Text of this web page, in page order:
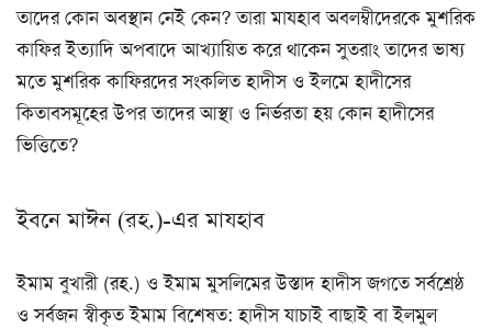
তাদের কোন অবস্থান নেই কেন? তারা মাযহাব অবলম্বীদেরকে মুশরিক
কাফির ইত্যাদি অপবাদে আখ্যায়িত করে থাকেন সুতরাং তাদের ভাষ্য
মতে মুশরিক কাফিরদের সংকলিত হাদীস ও ইলমে হাদীসের
কিতাবসমূহের উপর তাদের আস্থা ও নির্ভরতা হয় কোন হাদীসের
ভিত্তিতে?
ইবনে মাঈন (রহ.)-এর মাযহাব
ইমাম বুখারী (রহ.) ও ইমাম মুসলিমের উস্তাদ হাদীস জগতে সর্বশ্রেষ্ঠ
ও সর্বজন স্বীকৃত ইমাম বিশেষত: হাদীস যাচাই বাছাই বা ইলমুল